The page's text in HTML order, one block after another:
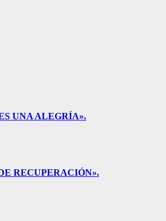
UNA ALEGRÍA».
RECUPERACIÓN».